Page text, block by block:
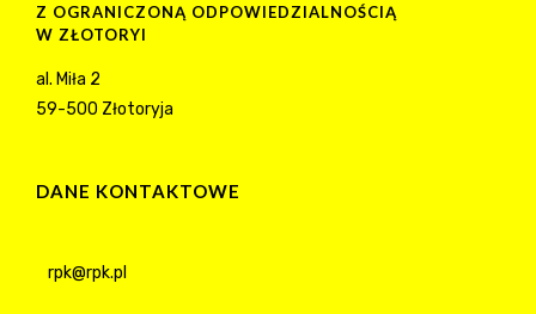
Z OGRANICZONĄ ODPOWIEDZIALNOŚCIĄ
W ZŁOTORYI
al. Miła 2
59-500 Złotoryja
DANE KONTAKTOWE
rpk@rpk.pl